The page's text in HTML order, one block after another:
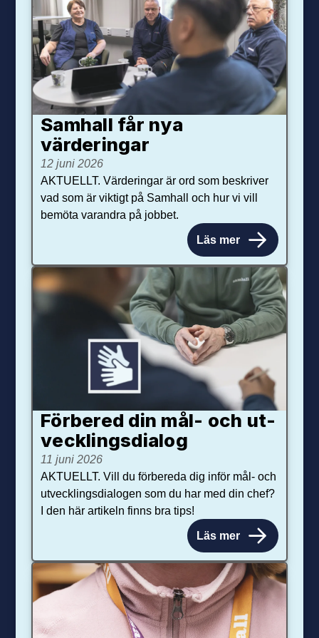
Samhall får nya
värdering­ar
12 juni 2026
AKTUELLT. Värderingar är ord som beskriver
vad som är viktigt på Samhall och hur vi vill
bemöta varandra på jobbet.
Läs mer
Förbered din mål- och ut­
veck­lings­dialog
11 juni 2026
AKTUELLT. Vill du förbereda dig inför mål- och
utvecklingsdialogen som du har med din chef?
I den här artikeln finns bra tips!
Läs mer